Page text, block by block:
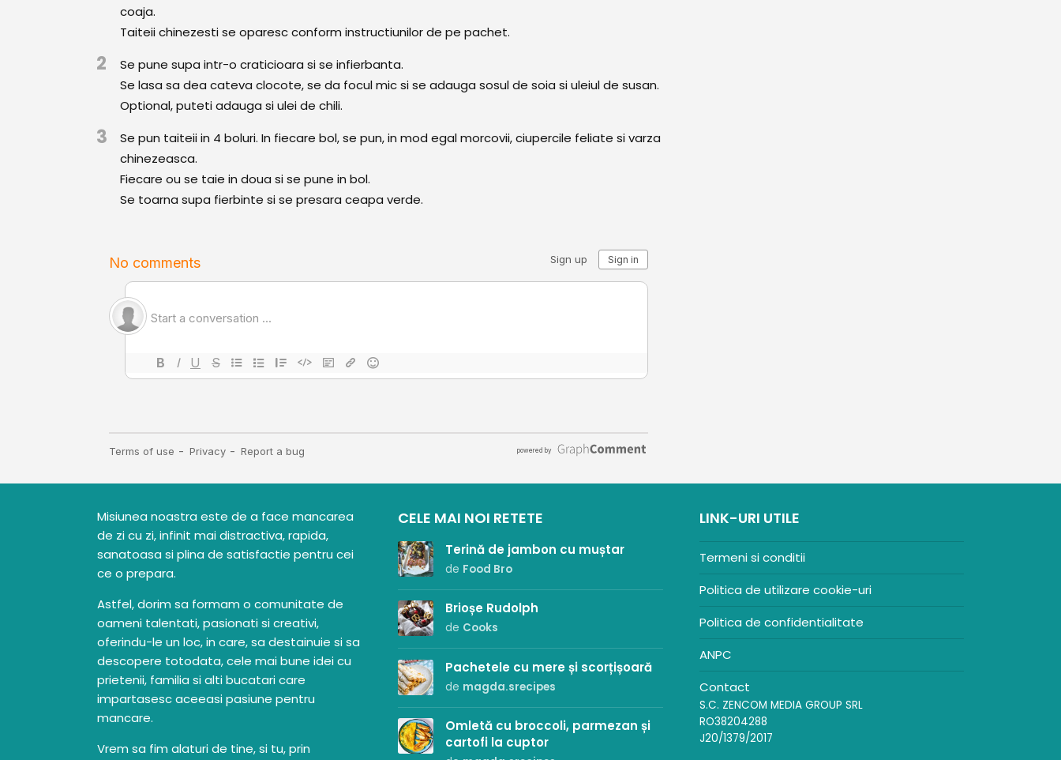
coaja.
Taiteii chinezesti se oparesc conform instructiunilor de pe pachet.
2
Se pune supa intr-o craticioara si se infierbanta.
Se lasa sa dea cateva clocote, se da focul mic si se adauga sosul de soia si uleiul de susan.
Optional, puteti adauga si ulei de chili.
3
Se pun taiteii in 4 boluri. In fiecare bol, se pun, in mod egal morcovii, ciupercile feliate si varza
chinezeasca.
Fiecare ou se taie in doua si se pune in bol.
Se toarna supa fierbinte si se presara ceapa verde.
Misiunea noastra este de a face mancarea
de zi cu zi, infinit mai distractiva, rapida,
sanatoasa si plina de satisfactie pentru cei
ce o prepara.
Astfel, dorim sa formam o comunitate de
oameni talentati, pasionati si creativi,
oferindu-le un loc, in care, sa destainuie si sa
descopere totodata, cele mai bune idei cu
prietenii, familia si alti bucatari care
impartasesc aceeasi pasiune pentru
mancare.
Vrem sa fim alaturi de tine, si tu, prin
CELE MAI NOI RETETE
Terină de jambon cu muștar
de Food Bro
Brioșe Rudolph
de Cooks
Pachetele cu mere și scorțișoară
de magda.srecipes
Omletă cu broccoli, parmezan și
cartofi la cuptor
LINK-URI UTILE
Termeni si conditii
Politica de utilizare cookie-uri
Politica de confidentialitate
ANPC
Contact
S.C. ZENCOM MEDIA GROUP SRL
RO38204288
J20/1379/2017